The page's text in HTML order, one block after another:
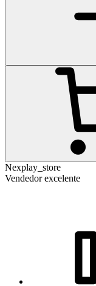
Nexplay_store
Vendedor excelente